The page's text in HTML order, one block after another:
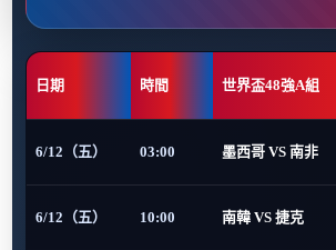
日期 時間 世界盃48強A組
6/12（五） 03:00 墨西哥 VS 南非
6/12（五） 10:00 南韓 VS 捷克